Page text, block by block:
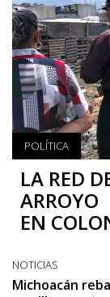
POLÍTICA
LA RED
ARROYO
EN
NOTICIAS
Michoacán